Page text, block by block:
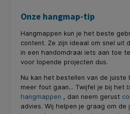
Onze hangmap-tip
Hangmappen kun je het beste
content. Ze zijn ideaal om snel uit
in een handomdraai iets aan toe
voor lopende projecten dus.
Nu kan het bestellen van de juiste
meer fout gaan... Twijfel je bij het
hangmappen , dan neem gerust
advies. Wij helpen je graag om de